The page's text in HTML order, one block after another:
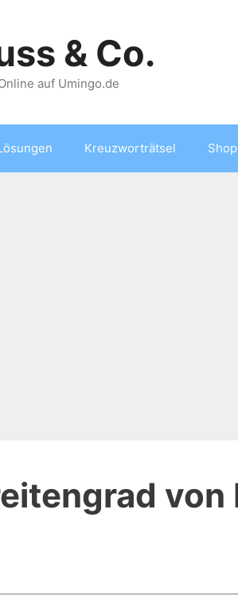
& Co.
auf Umingo.de
Kreuzworträtsel Shop
von